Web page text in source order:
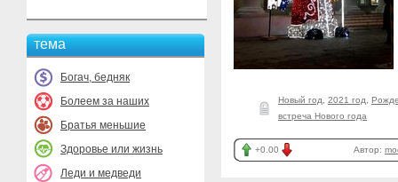
тема
Богач, бедняк
Болеем за наших
Братья меньшие
Здоровье или жизнь
Леди и медведи
Новый год 2021 год
встреча Нового года
+0.00 Автор: